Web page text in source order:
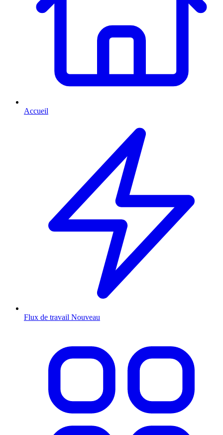
Accueil
Flux de travail Nouveau